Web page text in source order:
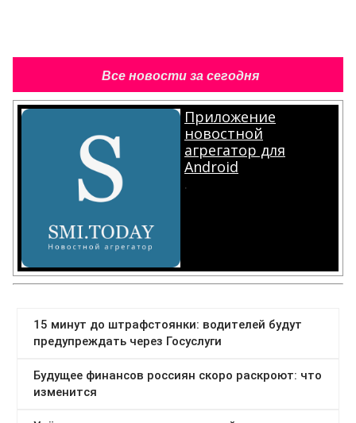
Все новости за сегодня
Приложение
новостной
агрегатор для
Android
.